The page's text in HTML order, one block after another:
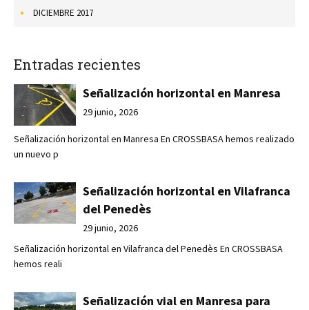
DICIEMBRE 2017
Entradas recientes
Señalización horizontal en Manresa
29 junio, 2026
Señalización horizontal en Manresa En CROSSBASA hemos realizado
un nuevo p
Señalización horizontal en Vilafranca
del Penedès
29 junio, 2026
Señalización horizontal en Vilafranca del Penedès En CROSSBASA
hemos reali
Señalización vial en Manresa para